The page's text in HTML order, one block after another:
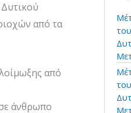
από τα
από
άνθρωπο
σ
γ
ι
α
: